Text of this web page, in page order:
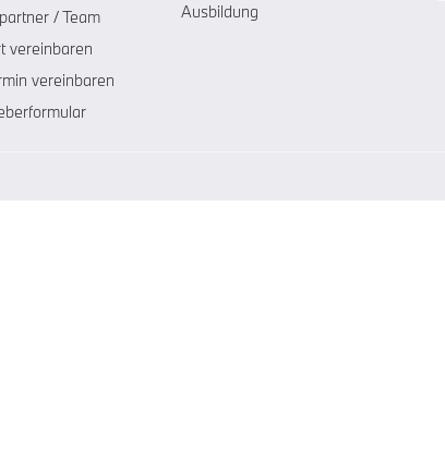
/ Team
vereinbaren
vereinbaren
Ausbildung